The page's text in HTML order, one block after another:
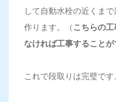
して自動水栓の近くま
作ります。（ こちらの
なければ工事することが
これで段取りは完璧です